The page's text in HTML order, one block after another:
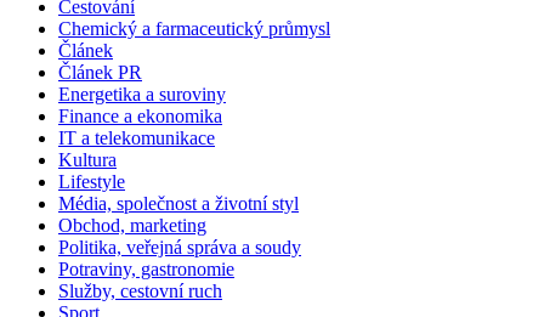
Cestování
Chemický a farmaceutický průmysl
Článek
Článek PR
Energetika a suroviny
Finance a ekonomika
IT a telekomunikace
Kultura
Lifestyle
Média, společnost a životní styl
Obchod, marketing
Politika, veřejná správa a soudy
Potraviny, gastronomie
Služby, cestovní ruch